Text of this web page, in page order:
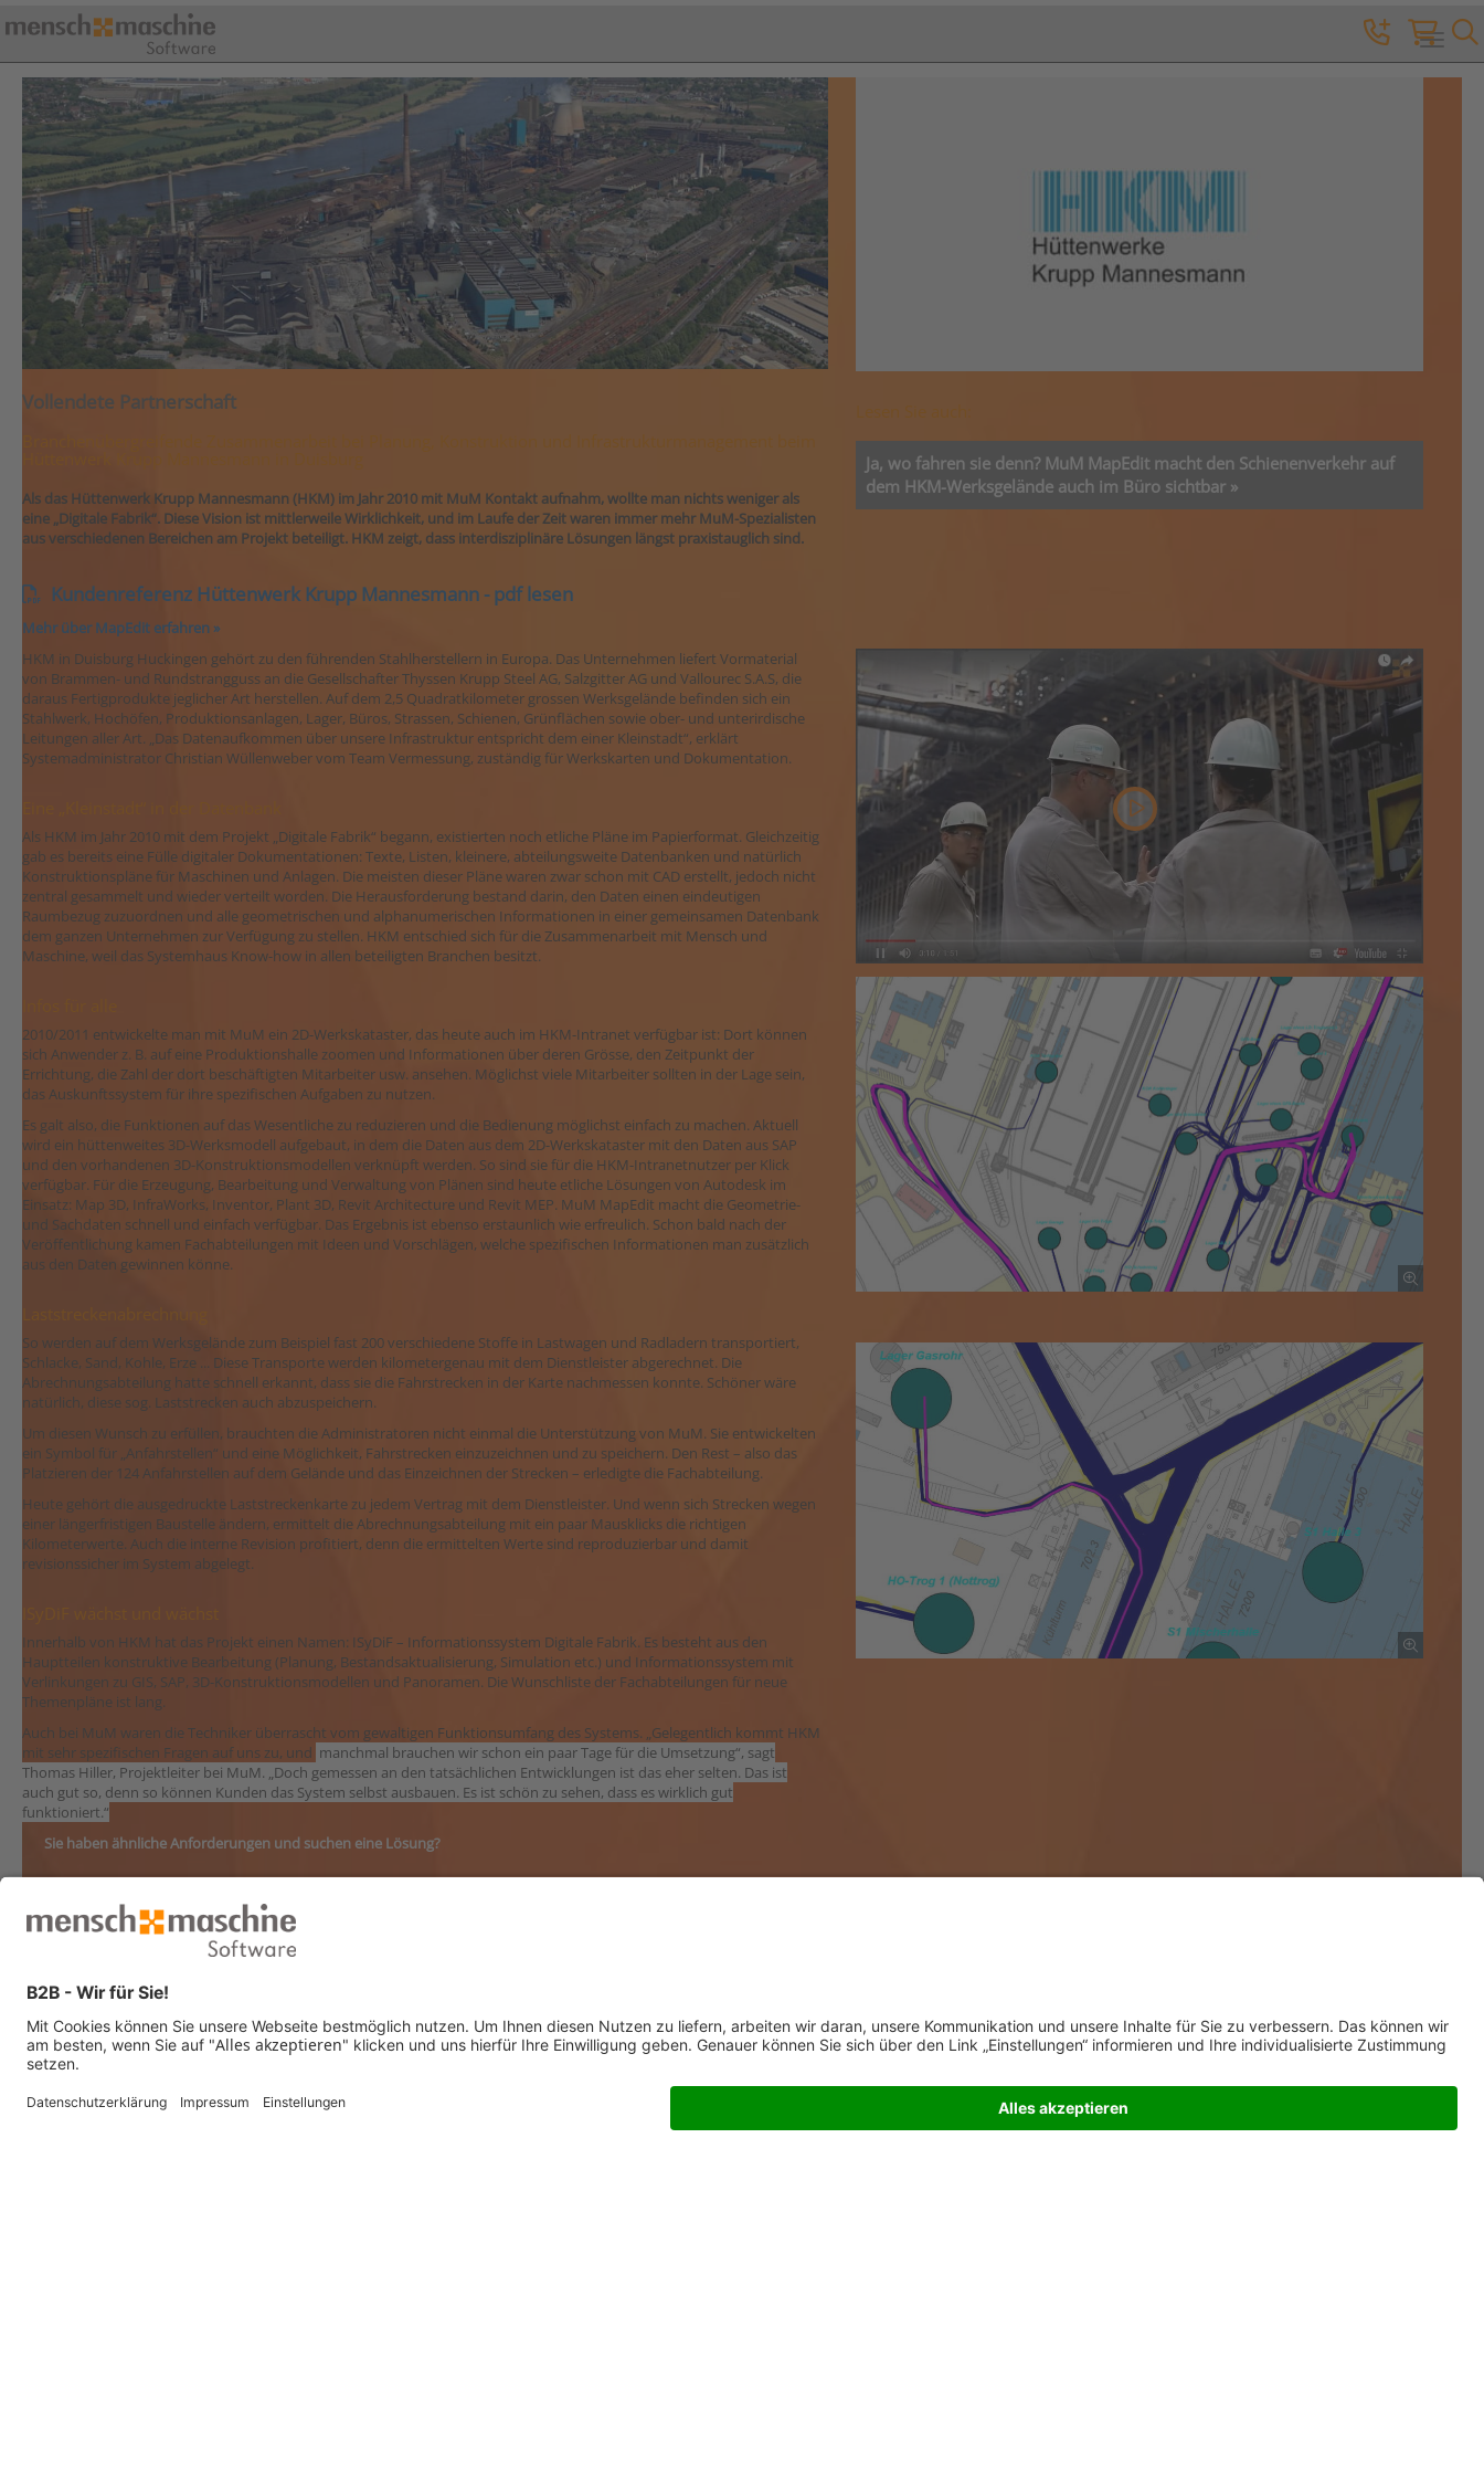
Toggle
Vollendete Partnerschaft
Als das Hüttenwerk Krupp Mannesmann (HKM) im Jahr 2010 mit MuM Kontakt aufnahm, wollte man nichts weniger als
eine „Digitale Fabrik“. Diese Vision ist mittlerweile Wirklichkeit, und im Laufe der Zeit waren immer mehr MuM-Spezialisten
aus verschiedenen Bereichen am Projekt beteiligt. HKM zeigt, dass interdisziplinäre Lösungen längst praxistauglich sind.
Kundenreferenz Hüttenwerk Krupp Mannesmann - pdf lesen
Mehr über MapEdit erfahren »
Ja, wo fahren sie denn? MuM MapEdit macht den Schienenverkehr auf
dem HKM-Werksgelände auch im Büro sichtbar »
HKM in Duisburg Huckingen gehört zu den führenden Stahlherstellern in Europa. Das Unternehmen liefert Vormaterial
von Brammen- und Rundstrangguss an die Gesellschafter Thyssen Krupp Steel AG, Salzgitter AG und Vallourec S.A.S, die
daraus Fertigprodukte jeglicher Art herstellen. Auf dem 2,5 Quadratkilometer grossen Werksgelände befinden sich ein
Stahlwerk, Hochöfen, Produktionsanlagen, Lager, Büros, Strassen, Schienen, Grünflächen sowie ober- und unterirdische
Leitungen aller Art. „Das Datenaufkommen über unsere Infrastruktur entspricht dem einer Kleinstadt“, erklärt
Systemadministrator Christian Wüllenweber vom Team Vermessung, zuständig für Werkskarten und Dokumentation.
Als HKM im Jahr 2010 mit dem Projekt „Digitale Fabrik“ begann, existierten noch etliche Pläne im Papierformat. Gleichzeitig
gab es bereits eine Fülle digitaler Dokumentationen: Texte, Listen, kleinere, abteilungsweite Datenbanken und natürlich
Konstruktionspläne für Maschinen und Anlagen. Die meisten dieser Pläne waren zwar schon mit CAD erstellt, jedoch nicht
zentral gesammelt und wieder verteilt worden. Die Herausforderung bestand darin, den Daten einen eindeutigen
Raumbezug zuzuordnen und alle geometrischen und alphanumerischen Informationen in einer gemeinsamen Datenbank
dem ganzen Unternehmen zur Verfügung zu stellen. HKM entschied sich für die Zusammenarbeit mit Mensch und
Maschine, weil das Systemhaus Know-how in allen beteiligten Branchen besitzt.
2010/2011 entwickelte man mit MuM ein 2D-Werkskataster, das heute auch im HKM-Intranet verfügbar ist: Dort können
sich Anwender z. B. auf eine Produktionshalle zoomen und Informationen über deren Grösse, den Zeitpunkt der
Errichtung, die Zahl der dort beschäftigten Mitarbeiter usw. ansehen. Möglichst viele Mitarbeiter sollten in der Lage sein,
das Auskunftssystem für ihre spezifischen Aufgaben zu nutzen.
Es galt also, die Funktionen auf das Wesentliche zu reduzieren und die Bedienung möglichst einfach zu machen. Aktuell
wird ein hüttenweites 3D-Werksmodell aufgebaut, in dem die Daten aus dem 2D-Werkskataster mit den Daten aus SAP
und den vorhandenen 3D-Konstruktionsmodellen verknüpft werden. So sind sie für die HKM-Intranetnutzer per Klick
verfügbar. Für die Erzeugung, Bearbeitung und Verwaltung von Plänen sind heute etliche Lösungen von Autodesk im
Einsatz: Map 3D, InfraWorks, Inventor, Plant 3D, Revit Architecture und Revit MEP. MuM MapEdit macht die Geometrie-
und Sachdaten schnell und einfach verfügbar. Das Ergebnis ist ebenso erstaunlich wie erfreulich. Schon bald nach der
Veröffentlichung kamen Fachabteilungen mit Ideen und Vorschlägen, welche spezifischen Informationen man zusätzlich
aus den Daten gewinnen könne.
So werden auf dem Werksgelände zum Beispiel fast 200 verschiedene Stoffe in Lastwagen und Radladern transportiert,
Schlacke, Sand, Kohle, Erze ... Diese Transporte werden kilometergenau mit dem Dienstleister abgerechnet. Die
Abrechnungsabteilung hatte schnell erkannt, dass sie die Fahrstrecken in der Karte nachmessen konnte. Schöner wäre
natürlich, diese sog. Laststrecken auch abzuspeichern.
Um diesen Wunsch zu erfüllen, brauchten die Administratoren nicht einmal die Unterstützung von MuM. Sie entwickelten
ein Symbol für „Anfahrstellen“ und eine Möglichkeit, Fahrstrecken einzuzeichnen und zu speichern. Den Rest – also das
Platzieren der 124 Anfahrstellen auf dem Gelände und das Einzeichnen der Strecken – erledigte die Fachabteilung.
Heute gehört die ausgedruckte Laststreckenkarte zu jedem Vertrag mit dem Dienstleister. Und wenn sich Strecken wegen
einer längerfristigen Baustelle ändern, ermittelt die Abrechnungsabteilung mit ein paar Mausklicks die richtigen
Kilometerwerte. Auch die interne Revision profitiert, denn die ermittelten Werte sind reproduzierbar und damit
revisionssicher im System abgelegt.
Innerhalb von HKM hat das Projekt einen Namen: ISyDiF – Informationssystem Digitale Fabrik. Es besteht aus den
Hauptteilen konstruktive Bearbeitung (Planung, Bestandsaktualisierung, Simulation etc.) und Informationssystem mit
Verlinkungen zu GIS, SAP, 3D-Konstruktionsmodellen und Panoramen. Die Wunschliste der Fachabteilungen für neue
Themenpläne ist lang.
Auch bei MuM waren die Techniker überrascht vom gewaltigen Funktionsumfang des Systems. „Gelegentlich kommt HKM
mit sehr spezifischen Fragen auf uns zu, und manchmal brauchen wir schon ein paar Tage für die Umsetzung“, sagt
Thomas Hiller, Projektleiter bei MuM. „Doch gemessen an den tatsächlichen Entwicklungen ist das eher selten. Das ist
auch gut so, denn so können Kunden das System selbst ausbauen. Es ist schön zu sehen, dass es wirklich gut
funktioniert.“
Sie haben ähnliche Anforderungen und suchen eine Lösung?
Wir helfen Ihnen gern